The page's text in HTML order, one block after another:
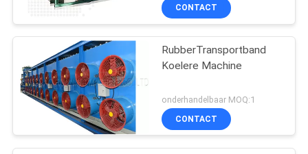
CONTACT
RubberTransportband
Koelere Machine
onderhandelbaar MOQ:1
CONTACT